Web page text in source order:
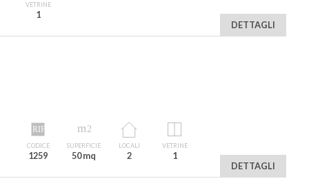
VETRINE
1
DETTAGLI
CODICE
1259
SUPERFICIE
50 mq
LOCALI
2
VETRINE
1
DETTAGLI